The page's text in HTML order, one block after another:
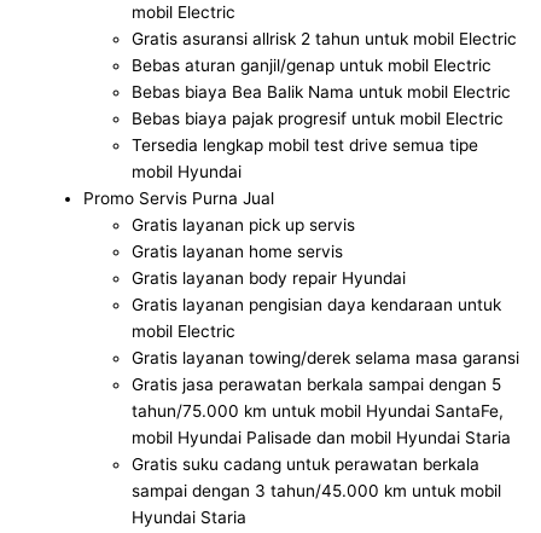
mobil Electric
Gratis asuransi allrisk 2 tahun untuk mobil Electric
Bebas aturan ganjil/genap untuk mobil Electric
Bebas biaya Bea Balik Nama untuk mobil Electric
Bebas biaya pajak progresif untuk mobil Electric
Tersedia lengkap mobil test drive semua tipe
mobil Hyundai
Promo Servis Purna Jual
Gratis layanan pick up servis
Gratis layanan home servis
Gratis layanan body repair Hyundai
Gratis layanan pengisian daya kendaraan untuk
mobil Electric
Gratis layanan towing/derek selama masa garansi
Gratis jasa perawatan berkala sampai dengan 5
tahun/75.000 km untuk mobil Hyundai SantaFe,
mobil Hyundai Palisade dan mobil Hyundai Staria
Gratis suku cadang untuk perawatan berkala
sampai dengan 3 tahun/45.000 km untuk mobil
Hyundai Staria